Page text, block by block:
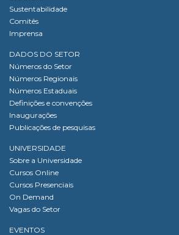
Sustentabilidade
Comitês
Imprensa
DADOS DO SETOR
Números do Setor
Números Regionais
Números Estaduais
Definições e convenções
Inaugurações
Publicações de pesquisas
UNIVERSIDADE
Sobre a Universidade
Cursos Online
Cursos Presenciais
On Demand
Vagas do Setor
EVENTOS